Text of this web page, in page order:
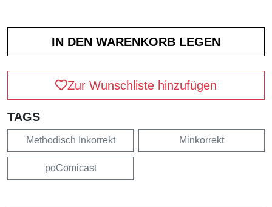
Zur Wunschliste hinzufügen
TAGS
Methodisch Inkorrekt Minkorrekt
poComicast